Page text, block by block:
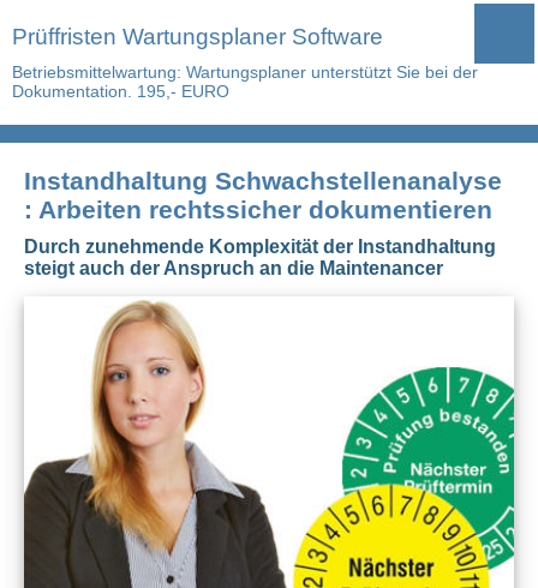
Prüffristen Wartungsplaner Software
Betriebsmittelwartung: Wartungsplaner unterstützt Sie bei der
Dokumentation. 195,- EURO
Instandhaltung Schwachstellenanalyse
: Arbeiten rechtssicher dokumentieren
Durch zunehmende Komplexität der Instandhaltung
steigt auch der Anspruch an die Maintenancer